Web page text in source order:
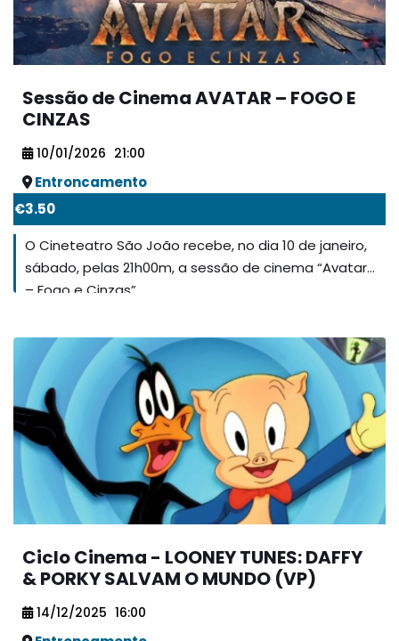
Sessão de Cinema AVATAR – FOGO E
CINZAS
10/01/2026 21:00
Entroncamento
€3.50
O Cineteatro São João recebe, no dia 10 de janeiro,
sábado, pelas 21h00m, a sessão de cinema “Avatar
– Fogo e Cinzas”.
Ciclo Cinema - LOONEY TUNES: DAFFY
& PORKY SALVAM O MUNDO (VP)
14/12/2025 16:00